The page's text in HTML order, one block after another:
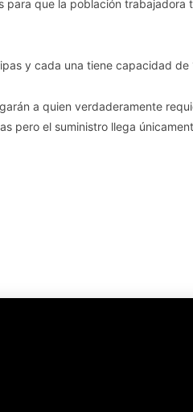
que la población trabajadora
y cada una tiene capacidad de
a quien verdaderamente
pero el suministro llega